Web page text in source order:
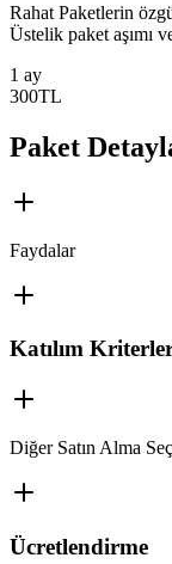
​​​​​​Rahat Paketlerin
Üstelik paket aşımı
1 ay
300TL
Paket
Faydalar
Katılım
Diğer Satın Alma
Ücretlendirme